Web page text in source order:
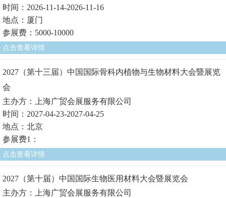
时间：2026-11-14-2026-11-16
地点：厦门
参展费：5000-10000
点击查看详情
2027（第十三届）中国国际骨科内植物与生物材料大会暨展览
会
主办方：上海广贸会展服务有限公司
时间：2027-04-23-2027-04-25
地点：北京
参展费1：
点击查看详情
2027（第十届）中国国际生物医用材料大会暨展览会
主办方：上海广贸会展服务有限公司